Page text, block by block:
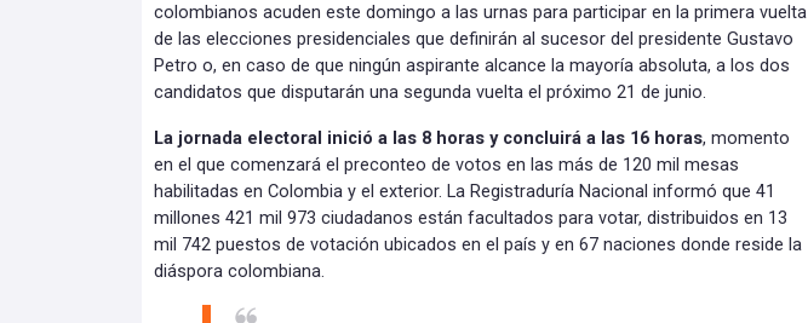
colombianos acuden este domingo a las urnas para participar en la primera vuelta
de las elecciones presidenciales que definirán al sucesor del presidente Gustavo
Petro o, en caso de que ningún aspirante alcance la mayoría absoluta, a los dos
candidatos que disputarán una segunda vuelta el próximo 21 de junio.
La jornada electoral inició a las 8 horas y concluirá a las 16 horas, momento
en el que comenzará el preconteo de votos en las más de 120 mil mesas
habilitadas en Colombia y el exterior. La Registraduría Nacional informó que 41
millones 421 mil 973 ciudadanos están facultados para votar, distribuidos en 13
mil 742 puestos de votación ubicados en el país y en 67 naciones donde reside la
diáspora colombiana.